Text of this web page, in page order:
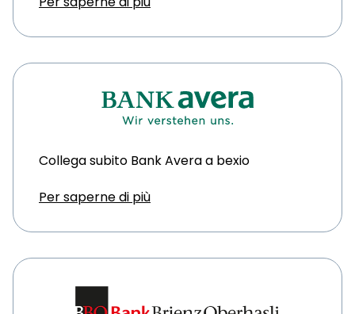
Collega subito Bank Avera a bexio
Per saperne di più